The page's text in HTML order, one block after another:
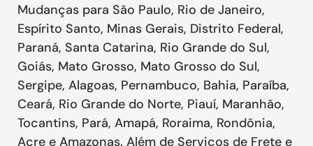
Mudanças para São Paulo, Rio de Janeiro,
Espírito Santo, Minas Gerais, Distrito Federal,
Paraná, Santa Catarina, Rio Grande do Sul,
Goiás, Mato Grosso, Mato Grosso do Sul,
Sergipe, Alagoas, Pernambuco, Bahia, Paraíba,
Ceará, Rio Grande do Norte, Piauí, Maranhão,
Tocantins, Pará, Amapá, Roraima, Rondônia,
Acre e Amazonas. Além de Serviços de Frete e